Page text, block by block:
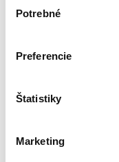
súhlasu
Potrebné
Preferencie
Štatistiky
Marketing